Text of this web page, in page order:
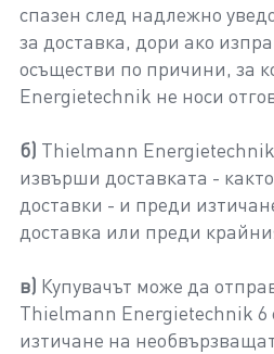
спазен след надлежно
за доставка, дори ако
осъществи по причини, за
Energietechnik не носи
б) Thielmann
извърши доставката -
доставки - и преди
доставка или преди
в) Купувачът може да
Thielmann Energietechnik 6
изтичане на